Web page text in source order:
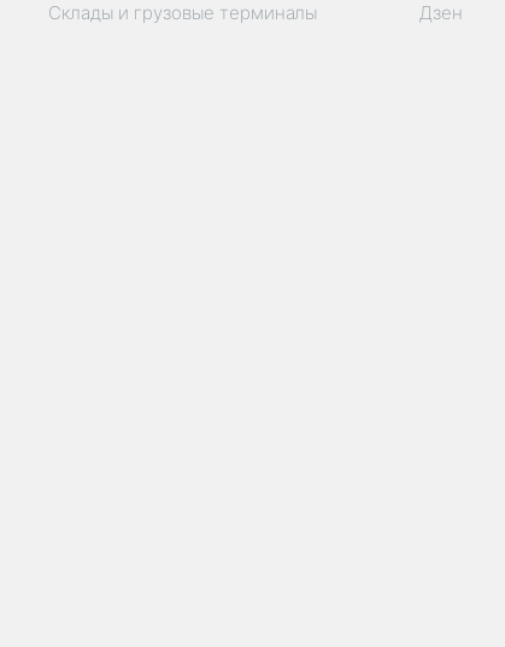
Склады и грузовые терминалы Дзен